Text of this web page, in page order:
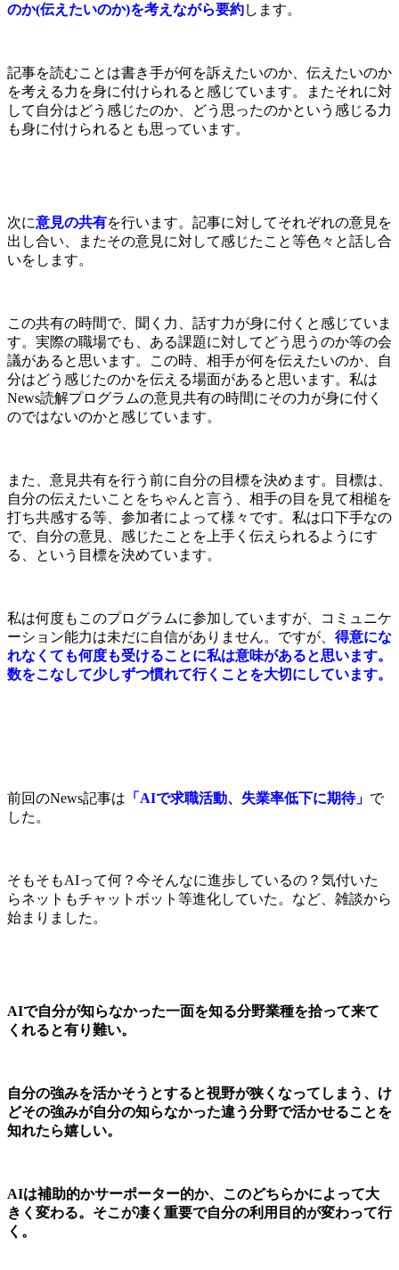
のか(伝えたいのか)を考えながら要約します。
記事を読むことは書き手が何を訴えたいのか、伝えたいのか
を考える力を身に付けられると感じています。またそれに対
して自分はどう感じたのか、どう思ったのかという感じる力
も身に付けられるとも思っています。
次に意見の共有を行います。記事に対してそれぞれの意見を
出し合い、またその意見に対して感じたこと等色々と話し合
いをします。
この共有の時間で、聞く力、話す力が身に付くと感じていま
す。実際の職場でも、ある課題に対してどう思うのか等の会
議があると思います。この時、相手が何を伝えたいのか、自
分はどう感じたのかを伝える場面があると思います。私は
News読解プログラムの意見共有の時間にその力が身に付く
のではないのかと感じています。
また、意見共有を行う前に自分の目標を決めます。目標は、
自分の伝えたいことをちゃんと言う、相手の目を見て相槌を
打ち共感する等、参加者によって様々です。私は口下手なの
で、自分の意見、感じたことを上手く伝えられるようにす
る、という目標を決めています。
私は何度もこのプログラムに参加していますが、コミュニケ
ーション能力は未だに自信がありません。ですが、 得意にな
れなくても何度も受けることに私は意味があると思います。
数をこなして少しずつ慣れて行くことを大切にしています。
前回のNews記事は 「AIで求職活動、失業率低下に期待」 で
した。
そもそもAIって何？今そんなに進歩しているの？気付いた
らネットもチャットボット等進化していた。など、雑談から
始まりました。
AIで自分が知らなかった一面を知る分野業種を拾って来て
くれると有り難い。
自分の強みを活かそうとすると視野が狭くなってしまう、け
どその強みが自分の知らなかった違う分野で活かせることを
知れたら嬉しい。
AIは補助的かサーポーター的か、このどちらかによって大
きく変わる。そこが凄く重要で自分の利用目的が変わって行
く。